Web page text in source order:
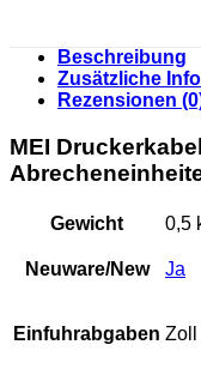
Beschreibung
Zusätzliche
Rezensionen
MEI
Gewicht 0,5
Neuware/New Ja
Einfuhrabgaben Zoll